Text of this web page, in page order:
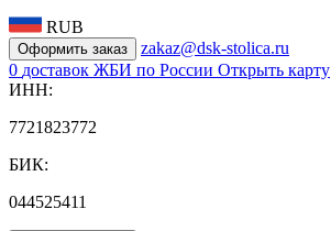
RUB
Оформить заказ
zakaz@dsk-stolica.ru
0 доставок ЖБИ по России Открыть карту
ИНН:
7721823772
БИК:
044525411